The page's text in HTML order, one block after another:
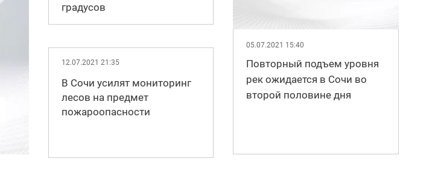
градусов
12.07.2021 21:35
В Сочи усилят мониторинг
лесов на предмет
пожароопасности
05.07.2021 15:40
Повторный подъем уровня
рек ожидается в Сочи во
второй половине дня